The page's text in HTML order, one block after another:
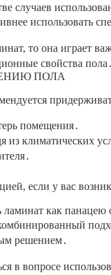
случаев
использовать
то она играет
свойства
ПОЛА
помещения․
из климатических
если у вас
как панацею
решением․
в вопросе